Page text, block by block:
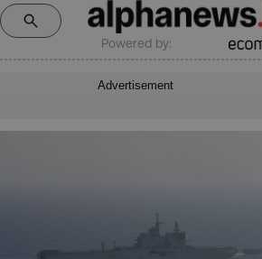
Powered by:
Advertisement